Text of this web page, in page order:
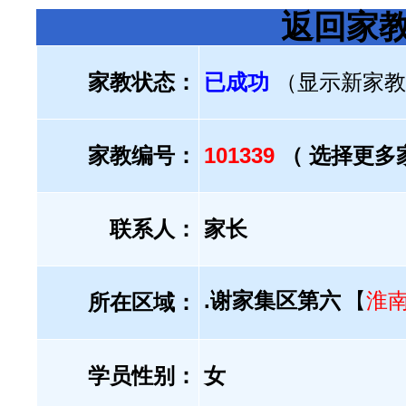
返回家
家教状态： 已成功 （显示新家
家教编号： 101339 （ 选择更
联系人： 家长
所在区域： .谢家集区第六 【淮
学员性别： 女